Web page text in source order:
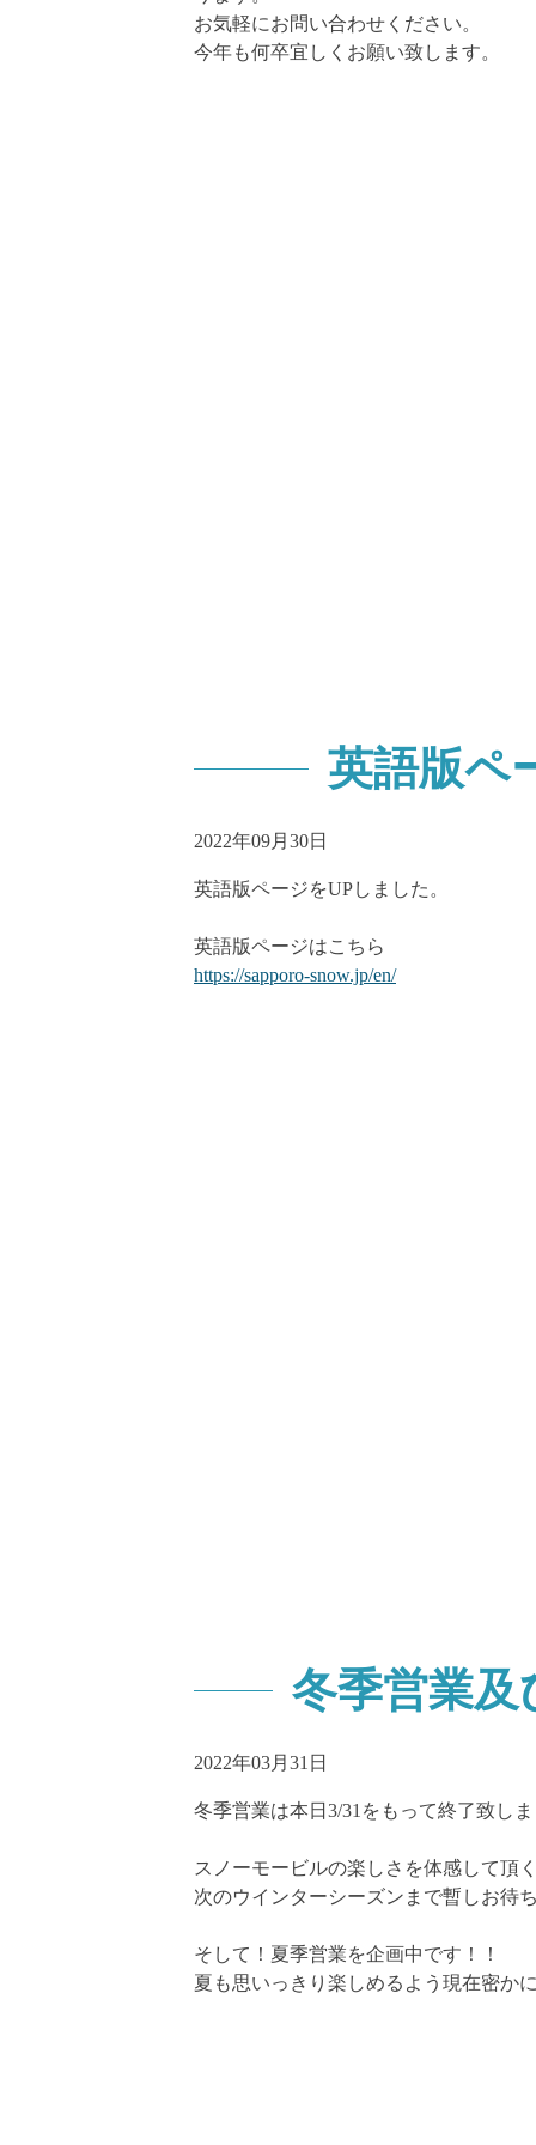
お気軽にお問い合わせください。
今年も何卒宜しくお願い致します。
英語版ペ
2022年09月30日
英語版ページをUPしました。
英語版ページはこちら
https://sapporo-snow.jp/en/
冬季営業及
2022年03月31日
冬季営業は本日3/31をもって終了致し
スノーモービルの楽しさを体感して頂
次のウインターシーズンまで暫しお待
そして！夏季営業を企画中です！！
夏も思いっきり楽しめるよう現在密か